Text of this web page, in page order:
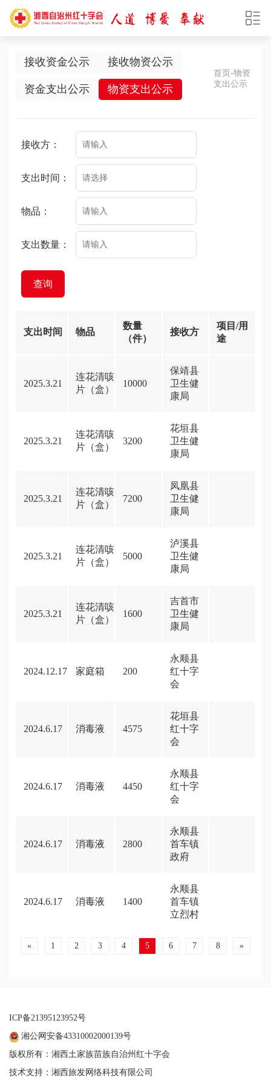
接收资金公示 接收物资公示
资金支出公示 物资支出公示
首页-物资
支出公示
接收方：
支出时间：
物品：
支出数量：
支出时间 物品
数量
（件）
接收方
项目/用
途
2025.3.21
连花清咳
片（盒）
10000
保靖县
卫生健
康局
2025.3.21
连花清咳
片（盒）
3200
花垣县
卫生健
康局
2025.3.21
连花清咳
片（盒）
7200
凤凰县
卫生健
康局
2025.3.21
连花清咳
片（盒）
5000
泸溪县
卫生健
康局
2025.3.21
连花清咳
片（盒）
1600
吉首市
卫生健
康局
2024.12.17 家庭箱 200
永顺县
红十字
会
2024.6.17 消毒液 4575
花垣县
红十字
会
2024.6.17 消毒液 4450
永顺县
红十字
会
2024.6.17 消毒液 2800
永顺县
首车镇
政府
2024.6.17 消毒液 1400
永顺县
首车镇
立烈村
« 1 2 3 4 5 6 7 8 »
ICP备21395123952号
湘公网安备43310002000139号
版权所有：湘西土家族苗族自治州红十字会
技术支持：湘西旅发网络科技有限公司